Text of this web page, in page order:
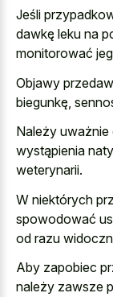
Jeśli
dawkę leku na
monitorować
Objawy
biegunkę,
Należy
wystąpienia
weterynarii.
W niektórych
spowodować
od razu
Aby zapobiec
należy zawsze